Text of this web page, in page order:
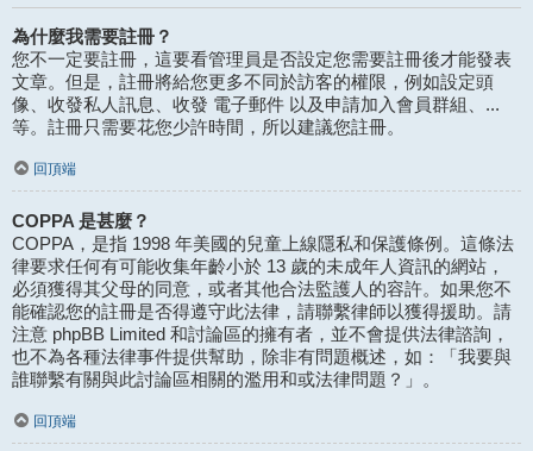
為什麼我需要註冊？
您不一定要註冊，這要看管理員是否設定您需要註冊後才能發表
文章。但是，註冊將給您更多不同於訪客的權限，例如設定頭
像、收發私人訊息、收發 電子郵件 以及申請加入會員群組、...
等。註冊只需要花您少許時間，所以建議您註冊。
回頂端
COPPA 是甚麼？
COPPA，是指 1998 年美國的兒童上線隱私和保護條例。這條法
律要求任何有可能收集年齡小於 13 歲的未成年人資訊的網站，
必須獲得其父母的同意，或者其他合法監護人的容許。如果您不
能確認您的註冊是否得遵守此法律，請聯繫律師以獲得援助。請
注意 phpBB Limited 和討論區的擁有者，並不會提供法律諮詢，
也不為各種法律事件提供幫助，除非有問題概述，如：「我要與
誰聯繫有關與此討論區相關的濫用和或法律問題？」。
回頂端